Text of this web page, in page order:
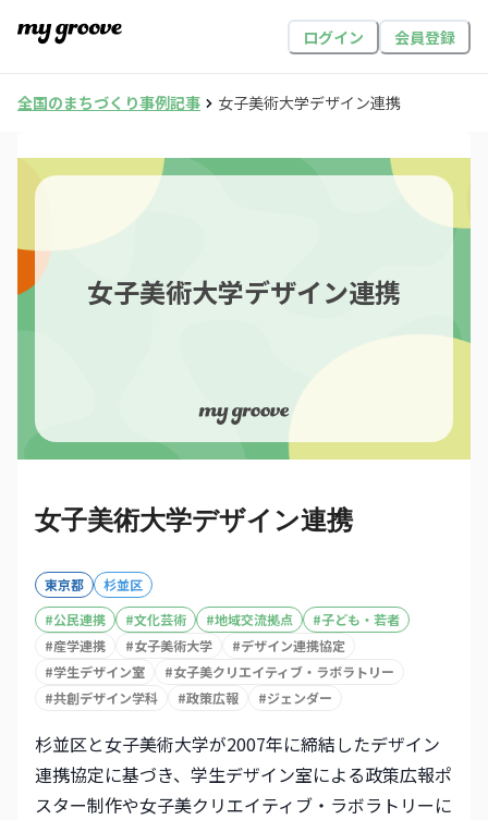
ログイン 会員登録
全国のまちづくり事例記事 女子美術大学デザイン連携
女子美術大学デザイン連携
女子美術大学デザイン連携
東京都
杉並区
#公民連携 #文化芸術 #地域交流拠点 #子ども・若者
#産学連携 #女子美術大学 #デザイン連携協定
#学生デザイン室 #女子美クリエイティブ・ラボラトリー
#共創デザイン学科 #政策広報 #ジェンダー
杉並区と女子美術大学が2007年に締結したデザイン
連携協定に基づき、学生デザイン室による政策広報ポ
スター制作や女子美クリエイティブ・ラボラトリーに